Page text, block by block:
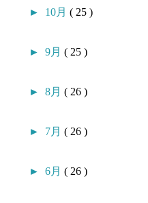
► 10月( 25 )
►9月( 25 )
►8月( 26 )
► 7月( 26 )
►6月( 26 )